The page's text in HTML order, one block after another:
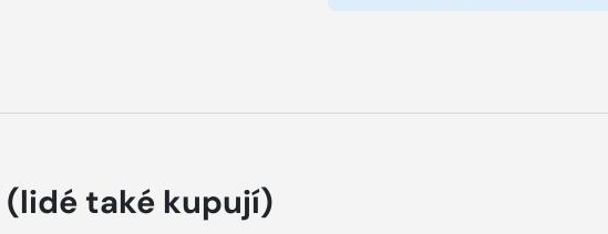
(lidé také kupují)